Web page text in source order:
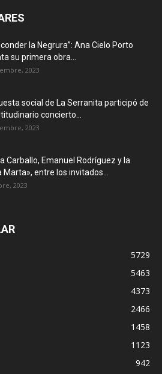
la Negrura”: Ana Cielo Porto
su primera obra...
2023
social de La Serranita participó de
concierto...
2023
Carballo, Emanuel Rodríguez y la
Marta», entre los invitados...
2023
5729
5463
4373
2466
1458
1123
942